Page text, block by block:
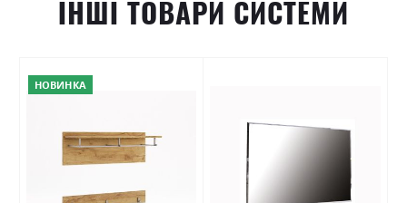
ІНШІ ТОВАРИ СИСТЕМИ
НОВИНКА